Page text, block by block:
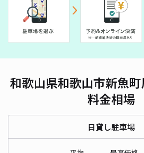
和歌山県和歌山市新魚
料金相場
日貸し駐車場